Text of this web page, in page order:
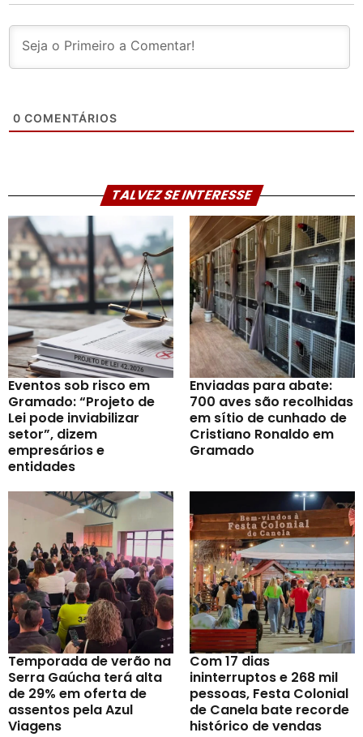
0 COMENTÁRIOS
TALVEZ SE INTERESSE
Eventos sob risco em
Gramado: “Projeto de
Lei pode inviabilizar
setor”, dizem
empresários e
entidades
Enviadas para abate:
700 aves são recolhidas
em sítio de cunhado de
Cristiano Ronaldo em
Gramado
Temporada de verão na
Serra Gaúcha terá alta
de 29% em oferta de
assentos pela Azul
Viagens
Com 17 dias
ininterruptos e 268 mil
pessoas, Festa Colonial
de Canela bate recorde
histórico de vendas